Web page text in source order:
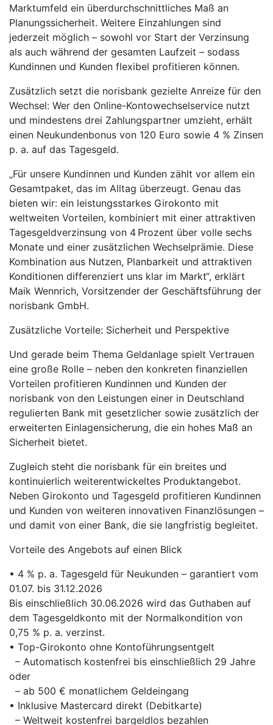
Marktumfeld ein überdurchschnittliches Maß an
Planungssicherheit. Weitere Einzahlungen sind
jederzeit möglich – sowohl vor Start der Verzinsung
als auch während der gesamten Laufzeit – sodass
Kundinnen und Kunden flexibel profitieren können.
Zusätzlich setzt die norisbank gezielte Anreize für den
Wechsel: Wer den Online-Kontowechselservice nutzt
und mindestens drei Zahlungspartner umzieht, erhält
einen Neukundenbonus von 120 Euro sowie 4 % Zinsen
p. a. auf das Tagesgeld.
„Für unsere Kundinnen und Kunden zählt vor allem ein
Gesamtpaket, das im Alltag überzeugt. Genau das
bieten wir: ein leistungsstarkes Girokonto mit
weltweiten Vorteilen, kombiniert mit einer attraktiven
Tagesgeldverzinsung von 4 Prozent über volle sechs
Monate und einer zusätzlichen Wechselprämie. Diese
Kombination aus Nutzen, Planbarkeit und attraktiven
Konditionen differenziert uns klar im Markt“, erklärt
Maik Wennrich, Vorsitzender der Geschäftsführung der
norisbank GmbH.
Zusätzliche Vorteile: Sicherheit und Perspektive
Und gerade beim Thema Geldanlage spielt Vertrauen
eine große Rolle – neben den konkreten finanziellen
Vorteilen profitieren Kundinnen und Kunden der
norisbank von den Leistungen einer in Deutschland
regulierten Bank mit gesetzlicher sowie zusätzlich der
erweiterten Einlagensicherung, die ein hohes Maß an
Sicherheit bietet.
Zugleich steht die norisbank für ein breites und
kontinuierlich weiterentwickeltes Produktangebot.
Neben Girokonto und Tagesgeld profitieren Kundinnen
und Kunden von weiteren innovativen Finanzlösungen –
und damit von einer Bank, die sie langfristig begleitet.
Vorteile des Angebots auf einen Blick
• 4 % p. a. Tagesgeld für Neukunden – garantiert vom
01.07. bis 31.12.2026
Bis einschließlich 30.06.2026 wird das Guthaben auf
dem Tagesgeldkonto mit der Normalkondition von
0,75 % p. a. verzinst.
• Top-Girokonto ohne Kontoführungsentgelt
– Automatisch kostenfrei bis einschließlich 29 Jahre
oder
– ab 500 € monatlichem Geldeingang
• Inklusive Mastercard direkt (Debitkarte)
– Weltweit kostenfrei bargeldlos bezahlen